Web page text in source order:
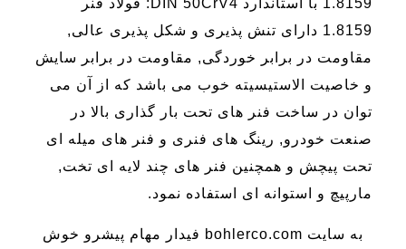
1.8159 با استاندارد DIN 50CrV4: فولاد فنر
1.8159 دارای تنش پذیری و شکل پذیری عالی,
مقاومت در برابر خوردگی, مقاومت در برابر سایش
و خاصیت الاستیسیته خوب می باشد که از آن می
توان در ساخت فنر های تحت بار گذاری بالا در
صنعت خودرو, رینگ های فنری و فنر های میله ای
تحت پیچش و همچنین فنر های چند لایه ای تخت,
مارپیچ و استوانه ای استفاده نمود.
به سایت bohlerco.com فیدار مهام پیشرو خوش